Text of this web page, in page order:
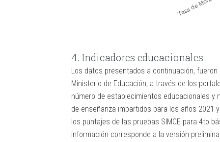
4. Indicadores educacionales
Los datos presentados a continuación,
Ministerio de Educación, a través de los
número de establecimientos educacionales y
de enseñanza impartidos para los años 2021
los puntajes de las pruebas SIMCE para 4to
información corresponde a la versión